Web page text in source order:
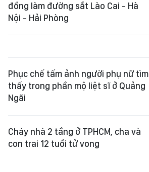
đồng làm đường sắt Lào Cai - Hà
Nội - Hải Phòng
Phục chế tấm ảnh người phụ nữ tìm
thấy trong phần mộ liệt sĩ ở Quảng
Ngãi
Cháy nhà 2 tầng ở TPHCM, cha và
con trai 12 tuổi tử vong